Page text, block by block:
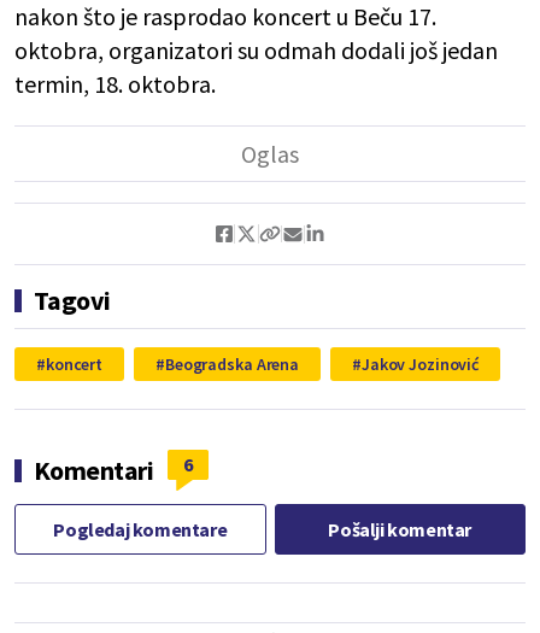
nakon što je rasprodao koncert u Beču 17.
oktobra, organizatori su odmah dodali još jedan
termin, 18. oktobra.
Tagovi
koncert Beogradska Arena Jakov Jozinović
Komentari 6
Pogledaj komentare Pošalji komentar